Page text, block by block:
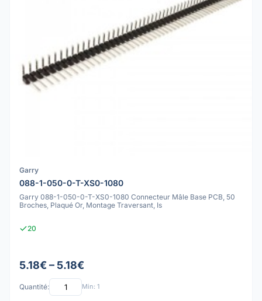
Garry
088-1-050-0-T-XS0-1080
Garry 088-1-050-0-T-XS0-1080 Connecteur Mâle Base PCB, 50
Broches, Plaqué Or, Montage Traversant, Is
20
5.18€ – 5.18€
Quantité: Min: 1